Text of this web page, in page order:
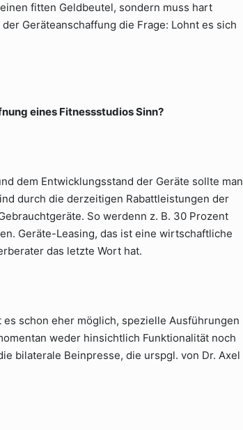
fitten Geldbeutel, sondern muss hart
Geräteanschaffung die Frage: Lohnt es sich
eines Fitnessstudios Sinn?
dem Entwicklungsstand der Geräte sollte man
durch die derzeitigen Rabattleistungen der
So werdenn z. B. 30 Prozent
Geräte-Leasing, das ist eine wirtschaftliche
das letzte Wort hat.
schon eher möglich, spezielle Ausführungen
weder hinsichtlich Funktionalität noch
bilaterale Beinpresse, die urspgl. von Dr. Axel